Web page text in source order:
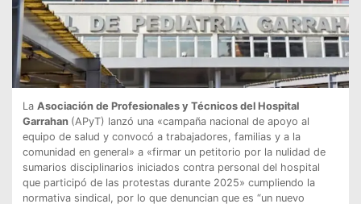
La Asociación de Profesionales y Técnicos del Hospital
Garrahan (APyT) lanzó una «campaña nacional de apoyo al
equipo de salud y convocó a trabajadores, familias y a la
comunidad en general» a «firmar un petitorio por la nulidad de
sumarios disciplinarios iniciados contra personal del hospital
que participó de las protestas durante 2025» cumpliendo la
normativa sindical, por lo que denuncian que es “un nuevo